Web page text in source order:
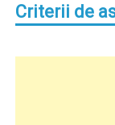
Criterii de